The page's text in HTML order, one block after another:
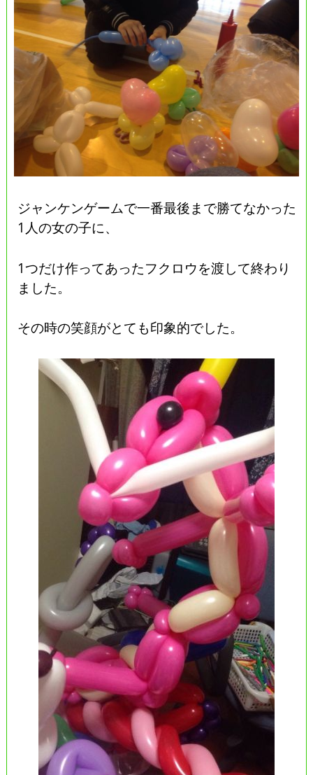
ジャンケンゲームで一番最後まで勝てなかった
1人の女の子に、
1つだけ作ってあったフクロウを渡して終わり
ました。
その時の笑顔がとても印象的でした。